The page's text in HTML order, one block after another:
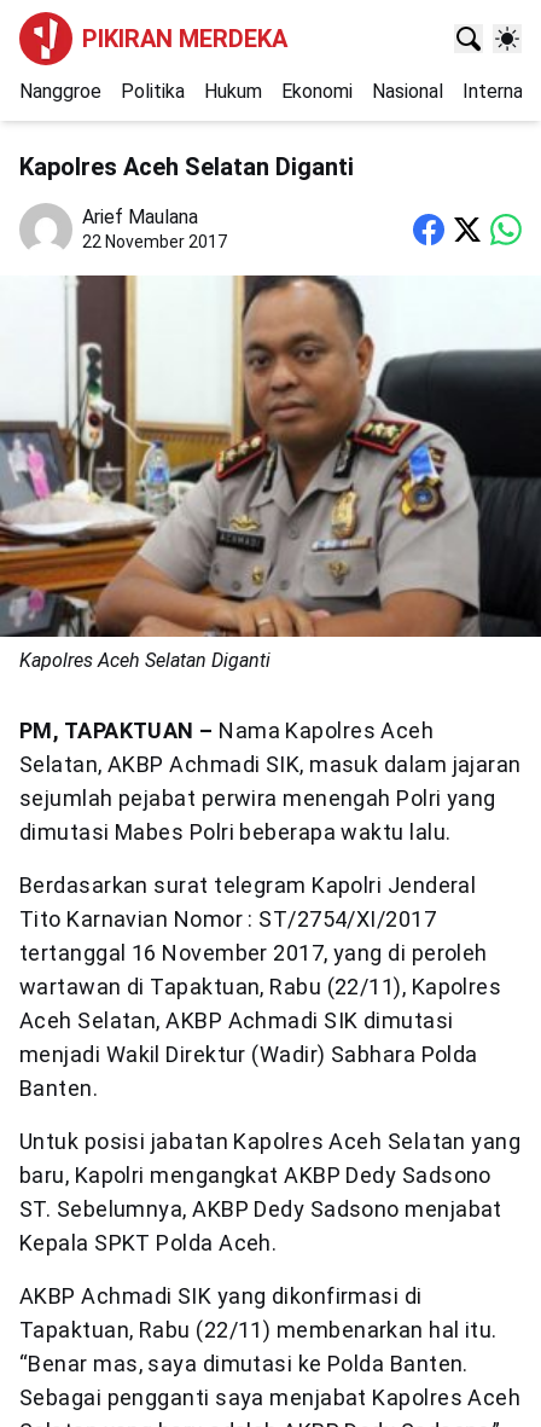
PIKIRAN MERDEKA
Nanggroe Politika Hukum Ekonomi Nasional
Kapolres Aceh Selatan Diganti
Arief Maulana
22 November 2017
Kapolres Aceh Selatan Diganti
PM, TAPAKTUAN – Nama Kapolres Aceh
Selatan, AKBP Achmadi SIK, masuk dalam jajaran
sejumlah pejabat perwira menengah Polri yang
dimutasi Mabes Polri beberapa waktu lalu.
Berdasarkan surat telegram Kapolri Jenderal
Tito Karnavian Nomor : ST/2754/XI/2017
tertanggal 16 November 2017, yang di peroleh
wartawan di Tapaktuan, Rabu (22/11), Kapolres
Aceh Selatan, AKBP Achmadi SIK dimutasi
menjadi Wakil Direktur (Wadir) Sabhara Polda
Banten.
Untuk posisi jabatan Kapolres Aceh Selatan yang
baru, Kapolri mengangkat AKBP Dedy Sadsono
ST. Sebelumnya, AKBP Dedy Sadsono menjabat
Kepala SPKT Polda Aceh.
AKBP Achmadi SIK yang dikonfirmasi di
Tapaktuan, Rabu (22/11) membenarkan hal itu.
“Benar mas, saya dimutasi ke Polda Banten.
Sebagai pengganti saya menjabat Kapolres Aceh